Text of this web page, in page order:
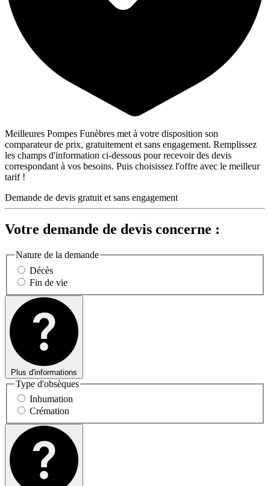
Meilleures Pompes Funèbres met à votre disposition son
comparateur de prix, gratuitement et sans engagement. Remplissez
les champs d'information ci-dessous pour recevoir des devis
correspondant à vos besoins. Puis choisissez l'offre avec le meilleur
tarif !
Demande de devis gratuit et sans engagement
Votre demande de devis concerne :
Nature de la demande
Décès
Fin de vie
Plus d'informations
Type d'obsèques
Inhumation
Crémation